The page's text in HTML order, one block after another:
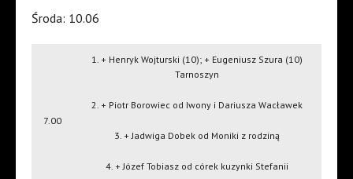
Środa: 10.06
7.00
1. + Henryk Wojturski (10); + Eugeniusz Szura (10)
Tarnoszyn
2. + Piotr Borowiec od Iwony i Dariusza Wacławek
3. + Jadwiga Dobek od Moniki z rodziną
4. + Józef Tobiasz od córek kuzynki Stefanii